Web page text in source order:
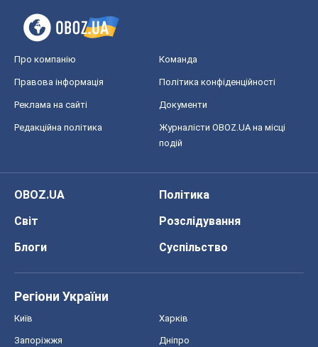
Про компанію Команда
Правова інформація Політика конфіденційності
Реклама на сайті Документи
Редакційна політика
Журналісти OBOZ.UA на місці
подій
OBOZ.UA
Політика
Світ
Розслідування
Блоги
Суспільство
Регіони України
Київ Харків
Запоріжжя Дніпро